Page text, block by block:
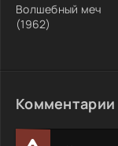
Волшебный меч
(1962)
Комментарии